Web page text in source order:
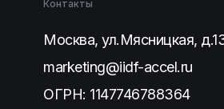
Контакты
ОГРН: 1147746788364
Москва, ул.Мясницкая,
marketing@iidf-accel.ru